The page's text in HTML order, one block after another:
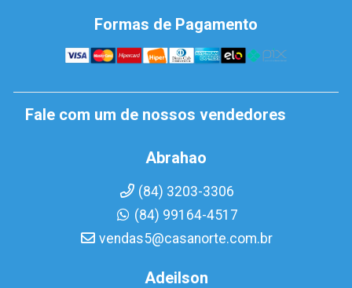
Formas de Pagamento
Fale com um de nossos vendedores
Abrahao
(84) 3203-3306
(84) 99164-4517
vendas5@casanorte.com.br
Adeilson